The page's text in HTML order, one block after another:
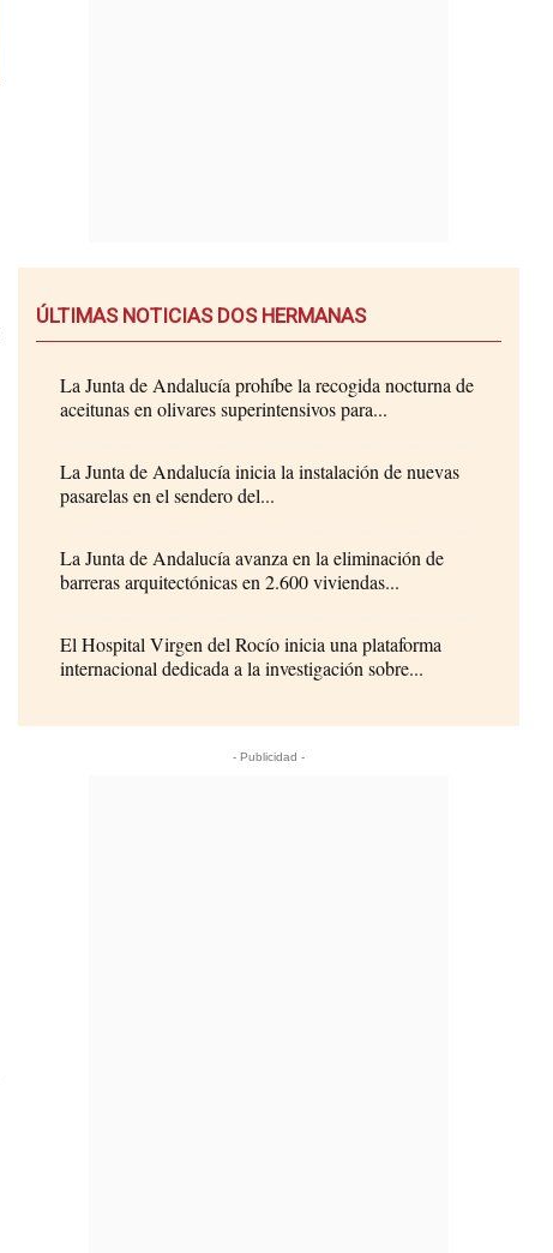
ÚLTIMAS NOTICIAS DOS HERMANAS
La Junta de Andalucía prohíbe la recogida nocturna de
aceitunas en olivares superintensivos para...
La Junta de Andalucía inicia la instalación de nuevas
pasarelas en el sendero del...
La Junta de Andalucía avanza en la eliminación de
barreras arquitectónicas en 2.600 viviendas...
El Hospital Virgen del Rocío inicia una plataforma
internacional dedicada a la investigación sobre...
- Publicidad -